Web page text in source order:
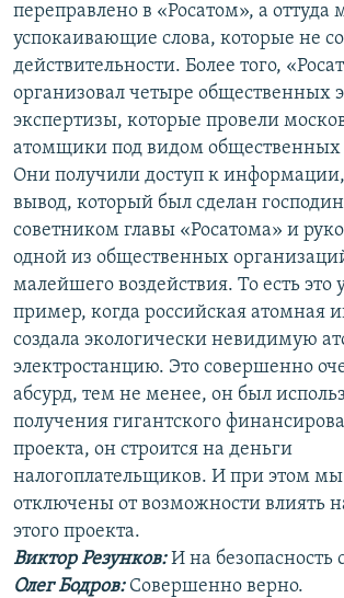
переправлено в «Росатом», а
успокаивающие слова, которые не
действительности. Более того,
организовал четыре общественных
экспертизы, которые провели
атомщики под видом общественных
Они получили доступ к
вывод, который был сделан
советником главы «Росатома» и
одной из общественных
малейшего воздействия. То есть
пример, когда российская атомная
создала экологически невидимую
электростанцию. Это совершенно
абсурд, тем не менее, он был
получения гигантского
проекта, он строится на деньги
налогоплательщиков. И при этом
отключены от возможности влиять
этого проекта.
Виктор Резунков:И на безопасность
Олег Бодров:Совершенно верно.